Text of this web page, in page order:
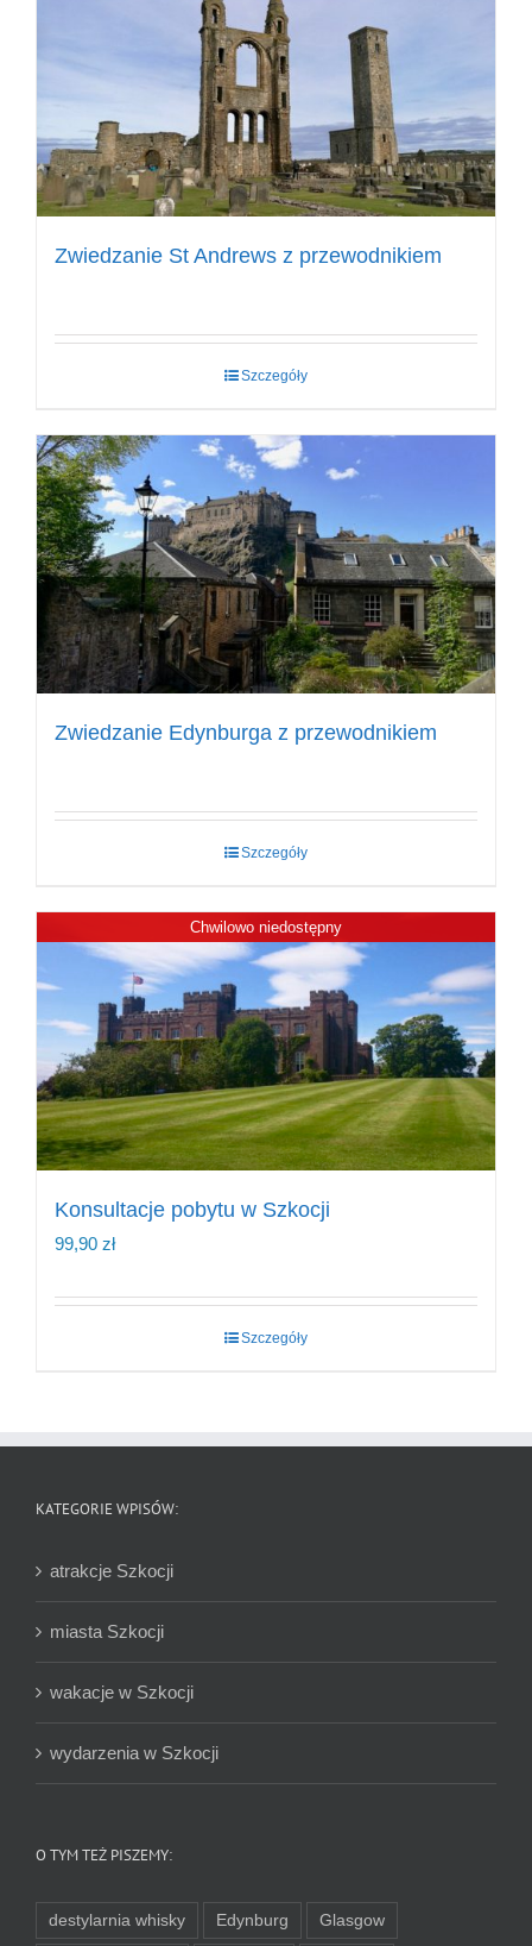
Zwiedzanie St Andrews z przewodnikiem
Szczegóły
Zwiedzanie Edynburga z przewodnikiem
Szczegóły
Chwilowo niedostępny
Konsultacje pobytu w Szkocji
99,90 zł
Szczegóły
KATEGORIE WPISÓW:
atrakcje Szkocji
miasta Szkocji
wakacje w Szkocji
wydarzenia w Szkocji
O TYM TEŻ PISZEMY:
destylarnia whisky Edynburg Glasgow